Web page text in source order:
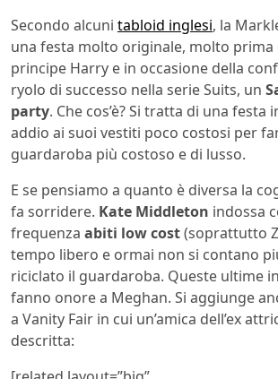
Secondo alcuni tabloid inglesi, la
una festa molto originale, molto prima
principe Harry e in occasione della
ryolo di successo nella serie Suits, un
party. Che cos’è? Si tratta di una festa
addio ai suoi vestiti poco costosi per
guardaroba più costoso e di lusso.
E se pensiamo a quanto è diversa la
fa sorridere. Kate Middleton indossa
frequenza abiti low cost(soprattutto
tempo libero e ormai non si contano
riciclato il guardaroba. Queste ultime
fanno onore a Meghan. Si aggiunge
a Vanity Fair in cui un’amica dell’ex
descritta: